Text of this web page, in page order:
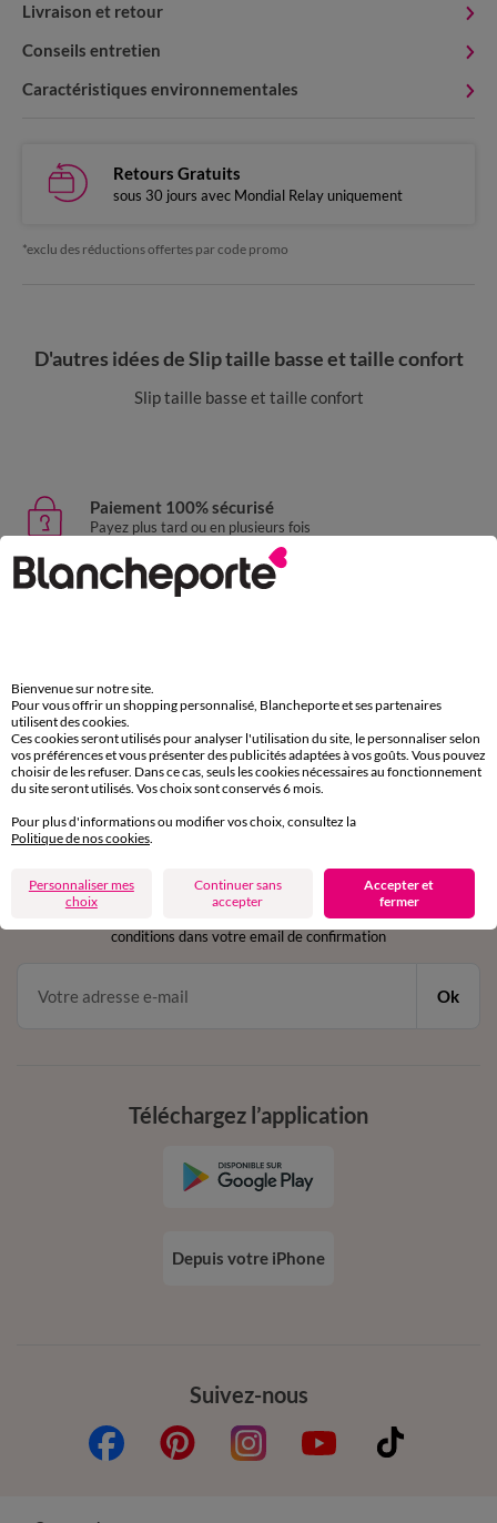
Livraison et retour
Conseils entretien
Caractéristiques environnementales
Retours Gratuits
sous 30 jours avec Mondial Relay uniquement
*exclu des réductions offertes par code promo
D'autres idées de Slip taille basse et taille confort
Slip taille basse et taille confort
Paiement 100% sécurisé
Payez plus tard ou en plusieurs fois
Livraison express
sous 30 jours avec Mondial Relay uniquement
Service clients
par chat et par téléphone
de 8h00 à 20h00 du lundi au samedi
en vous inscrivant à la newsletter
conditions dans votre email de confirmation
Ok
Suivez-nous
Téléchargez l’application
Depuis votre iPhone
Bienvenue sur notre site.
Pour vous offrir un shopping personnalisé, Blancheporte et ses partenaires
utilisent des cookies.
Ces cookies seront utilisés pour analyser l'utilisation du site, le personnaliser selon
vos préférences et vous présenter des publicités adaptées à vos goûts. Vous pouvez
choisir de les refuser. Dans ce cas, seuls les cookies nécessaires au fonctionnement
du site seront utilisés. Vos choix sont conservés 6 mois.
Pour plus d'informations ou modifier vos choix, consultez la
Politique de nos cookies
Personnaliser mes
choix
Continuer sans
accepter
Accepter et
fermer